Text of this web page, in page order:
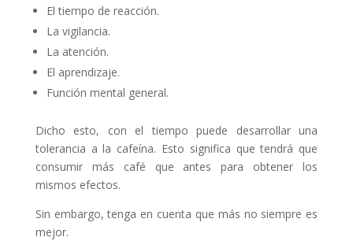
El tiempo de reacción.
La vigilancia.
La atención.
El aprendizaje.
Función mental general.
Dicho esto, con el tiempo puede desarrollar una
tolerancia a la cafeína. Esto significa que tendrá que
consumir más café que antes para obtener los
mismos efectos.
Sin embargo, tenga en cuenta que más no siempre es
mejor.